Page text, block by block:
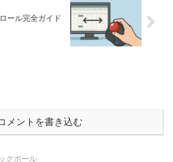
ール完全ガイド
メントを書き込む
クボール